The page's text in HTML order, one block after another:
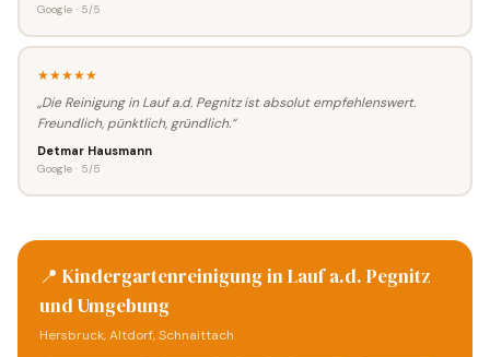
Google · 5/5
★★★★★
„Die Reinigung in Lauf a.d. Pegnitz ist absolut empfehlenswert.
Freundlich, pünktlich, gründlich.“
Detmar Hausmann
Google · 5/5
📍 Kindergartenreinigung in Lauf a.d. Pegnitz
und Umgebung
Hersbruck, Altdorf, Schnaittach